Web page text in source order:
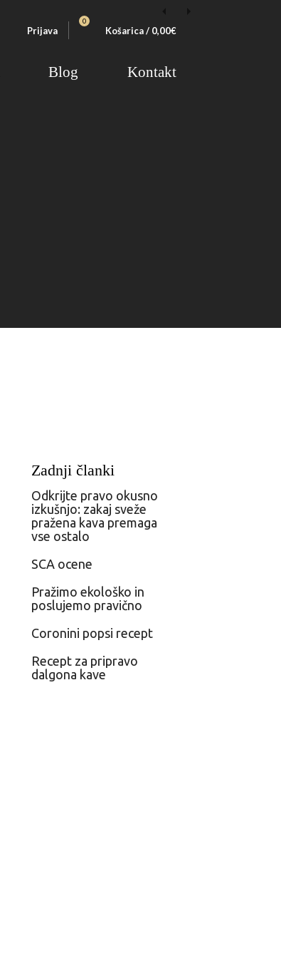
Prijava Košarica/ 0,00€
0
Kontakt
Blog
Zadnji članki
Odkrijte pravo okusno
izkušnjo: zakaj sveže
pražena kava premaga
vse ostalo
SCA ocene
Pražimo ekološko in
poslujemo pravično
Coronini popsi recept
Recept za pripravo
dalgona kave